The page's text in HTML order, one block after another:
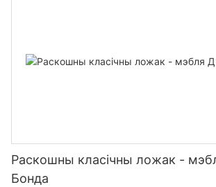
Раскошны класічны ложак -
Бонда